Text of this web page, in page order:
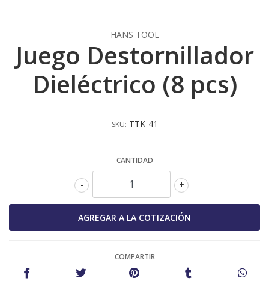
HANS TOOL
Juego Destornillador
Dieléctrico (8 pcs)
SKU: TTK-41
CANTIDAD
+
-
COMPARTIR